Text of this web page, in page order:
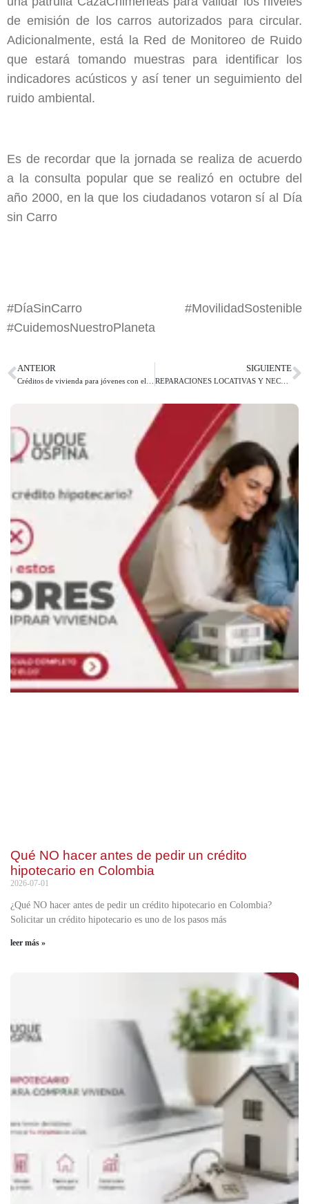
de emisión de los carros autorizados para circular.
Adicionalmente, está la Red de Monitoreo de Ruido
que estará tomando muestras para identificar los
indicadores acústicos y así tener un seguimiento del
ruido ambiental.
Es de recordar que la jornada se realiza de acuerdo
a la consulta popular que se realizó en octubre del
año 2000, en la que los ciudadanos votaron sí al Día
sin Carro
#DíaSinCarro #MovilidadSostenible
#CuidemosNuestroPlaneta
ANTEIOR SIGUIENTE
REPARACIONES LOCATIVAS Y NECESARIAS
Qué NO hacer antes de pedir un crédito
hipotecario en Colombia
2026-07-01
¿Qué NO hacer antes de pedir un crédito hipotecario en Colombia?
Solicitar un crédito hipotecario es uno de los pasos más
leer más »